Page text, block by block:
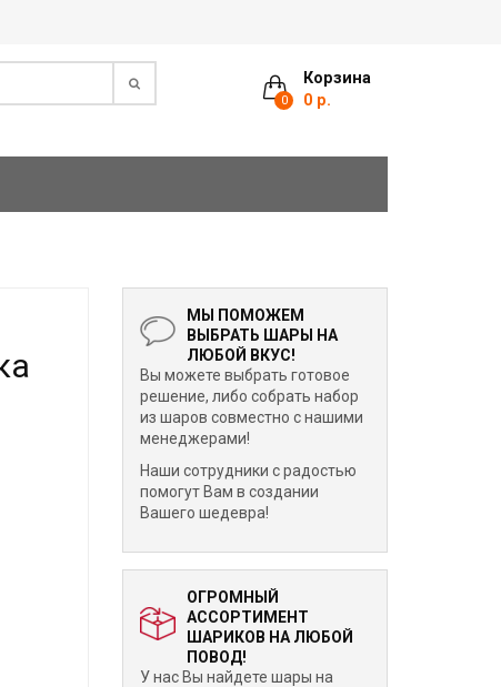
Корзина
0 0 р.
МЫ ПОМОЖЕМ
ВЫБРАТЬ ШАРЫ НА
ЛЮБОЙ ВКУС!
Вы можете выбрать готовое
решение, либо собрать набор
из шаров совместно с нашими
менеджерами!
Наши сотрудники с радостью
помогут Вам в создании
Вашего шедевра!
ОГРОМНЫЙ
АССОРТИМЕНТ
ШАРИКОВ НА ЛЮБОЙ
ПОВОД!
У нас Вы найдете шары на